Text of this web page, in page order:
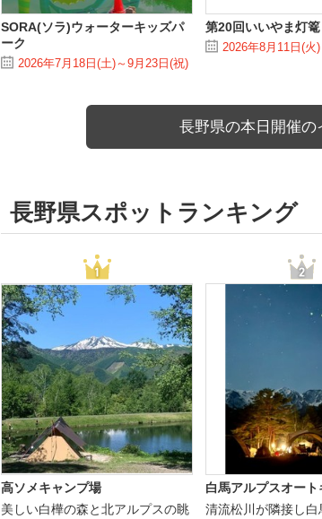
SORA(ソラ)ウォーターキッズパ
ーク
2026年7月18日(土)～9月23日(祝)
第20回いいやま灯篭
2026年8月11日(火)
長野県の本日開催の
長野県スポットランキング
高ソメキャンプ場
美しい白樺の森と北アルプスの眺
白馬アルプスオー
清流松川が隣接し白